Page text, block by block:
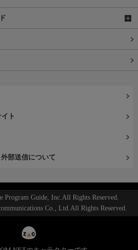
ト
部送信について
Program Guide, Inc.All Rights Reserved.
Co., Ltd.All Rights Reserved.